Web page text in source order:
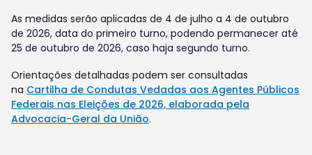
As medidas serão aplicadas de 4 de julho a 4 de outubro
de 2026, data do primeiro turno, podendo permanecer até
25 de outubro de 2026, caso haja segundo turno.
Orientações detalhadas podem ser consultadas
na Cartilha de Condutas Vedadas aos Agentes Públicos
Federais nas Eleições de 2026, elaborada pela
Advocacia-Geral da União.